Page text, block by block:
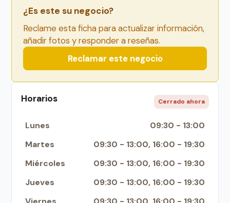
¿Es este su negocio?
Reclame esta ficha para actualizar información,
añadir fotos y responder a reseñas.
Reclamar este negocio
Horarios Cerrado ahora
Lunes
09:30 - 13:00
Martes
09:30 - 13:00, 16:00 - 19:30
Miércoles
09:30 - 13:00, 16:00 - 19:30
Jueves
09:30 - 13:00, 16:00 - 19:30